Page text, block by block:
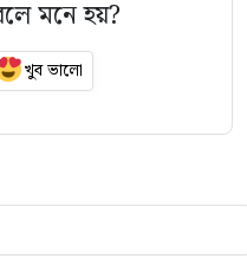
মনে হয়?
খুব ভালো